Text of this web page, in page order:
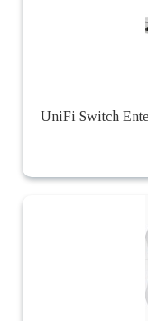
UniFi Switch